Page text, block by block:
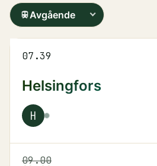
Avgående
07.39
Helsingfors
H
09.00